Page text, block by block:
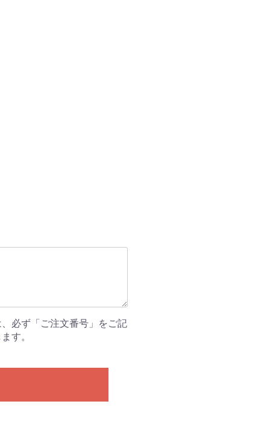
必ず「ご注文番号」をご記
す。